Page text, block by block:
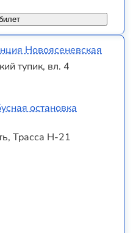
Новоясеневская
тупик, вл. 4
остановка
Трасса Н-21